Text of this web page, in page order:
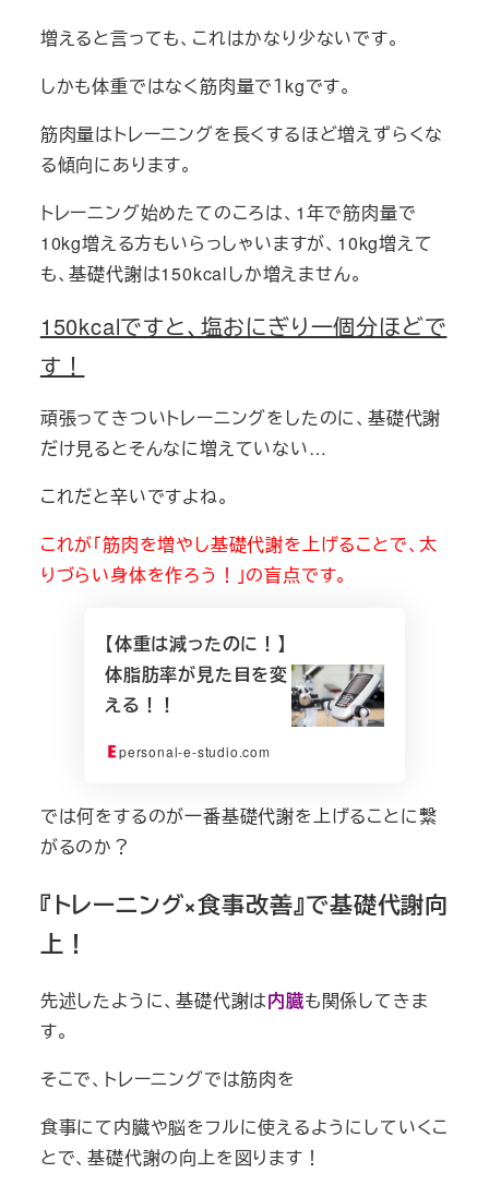
増えると言っても、これはかなり少ないです。
しかも体重ではなく筋肉量で１kgです。
筋肉量はトレーニングを長くするほど増えずらくな
る傾向にあります。
トレーニング始めたてのころは、1年で筋肉量で
10kg増える方もいらっしゃいますが、10kg増えて
も、基礎代謝は150kcalしか増えません。
150kcalですと、塩おにぎり一個分ほどで
す！
頑張ってきついトレーニングをしたのに、基礎代謝
だけ見るとそんなに増えていない…
これだと辛いですよね。
これが「筋肉を増やし基礎代謝を上げることで、太
りづらい身体を作ろう！」の盲点です。
【体重は減ったのに！】
体脂肪率が見た目を変
える！！
personal-e-studio.com
では何をするのが一番基礎代謝を上げることに繋
がるのか？
『トレーニング×食事改善』で基礎代謝向
上！
先述したように、基礎代謝は内臓も関係してきま
す。
そこで、トレーニングでは筋肉を
食事にて内臓や脳をフルに使えるようにしていくこ
とで、基礎代謝の向上を図ります！